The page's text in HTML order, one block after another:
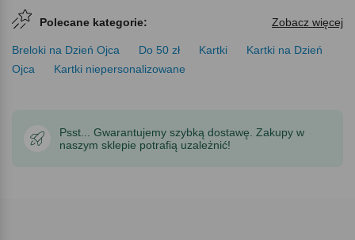
Polecane kategorie: Zobacz więcej
Breloki na Dzień Ojca Do 50 zł Kartki
Kartki na Dzień
Ojca
Kartki niepersonalizowane
Psst... Gwarantujemy szybką dostawę. Zakupy w
naszym sklepie potrafią uzależnić!